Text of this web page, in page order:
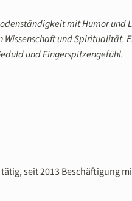
mit Humor und
Wissenschaft und Spiritualität.
und Fingerspitzengefühl.
seit 2013 Beschäftigung